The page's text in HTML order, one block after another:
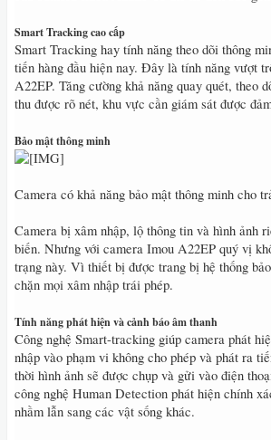
Smart Tracking cao cấp
Smart Tracking hay tính năng theo dõi thông
tiến hàng đầu hiện nay. Đây là tính năng vượt
A22EP. Tăng cường khả năng quay quét, theo
thu được rõ nét, khu vực cần giám sát được
Bảo mật thông minh
Camera có khả năng bảo mật thông minh cho
Camera bị xâm nhập, lộ thông tin và hình ảnh
biến. Nhưng với camera Imou A22EP quý vị
trạng này. Vì thiết bị được trang bị hệ thống
chặn mọi xâm nhập trái phép.
Tính năng phát hiện và cảnh báo âm thanh
Công nghệ Smart-tracking giúp camera phát
nhập vào phạm vi không cho phép và phát ra
thời hình ảnh sẽ được chụp và gửi vào điện
công nghệ Human Detection phát hiện chính
nhầm lẫn sang các vật sống khác.